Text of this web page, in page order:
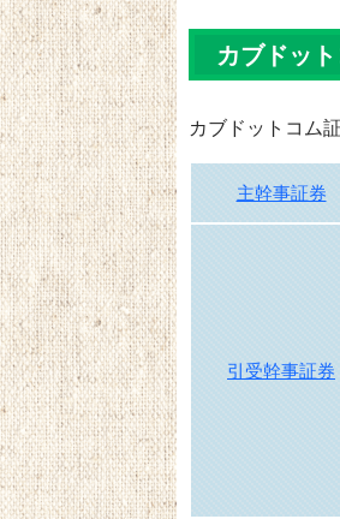
カブドッ
カブドットコム
主幹事証券
引受幹事証券